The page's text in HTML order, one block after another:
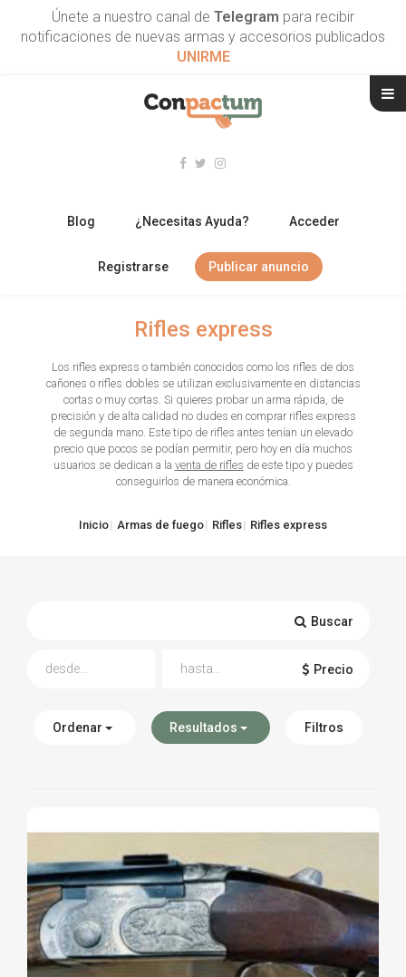
Únete a nuestro canal de Telegram para recibir
notificaciones de nuevas armas y accesorios publicados
UNIRME
Blog ¿Necesitas Ayuda? Acceder
Registrarse Publicar anuncio
ARMAS CORTAS
TIRO Y COMPETICIÓN
AIRE COMPRIMIDO
Rifles express
Los rifles express o también conocidos como los rifles de dos
cañones o rifles dobles se utilizan exclusivamente en distancias
cortas o muy cortas. Si quieres probar un arma rápida, de
precisión y de alta calidad no dudes en comprar rifles express
de segunda mano. Este tipo de rifles antes tenían un elevado
precio que pocos se podían permitir, pero hoy en día muchos
usuarios se dedican a la venta de rifles de este tipo y puedes
conseguirlos de manera económica.
Inicio Armas de fuego Rifles Rifles express
Buscar
Precio
Ordenar Resultados Filtros